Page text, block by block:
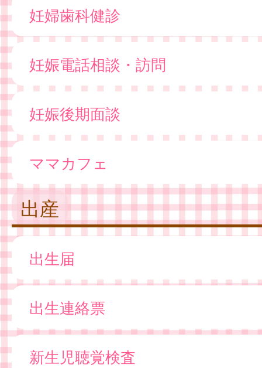
妊婦歯科健診
妊娠電話相談・訪問
妊娠後期面談
ママカフェ
出産
出生届
出生連絡票
新生児聴覚検査